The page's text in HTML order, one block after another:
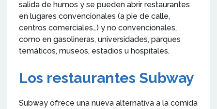
salida de humos y se pueden abrir restaurantes
en lugares convencionales (a pie de calle,
centros comerciales…) y no convencionales,
como en gasolineras, universidades, parques
temáticos, museos, estadios u hospitales.
Los restaurantes Subway
Subway ofrece una nueva alternativa a la comida